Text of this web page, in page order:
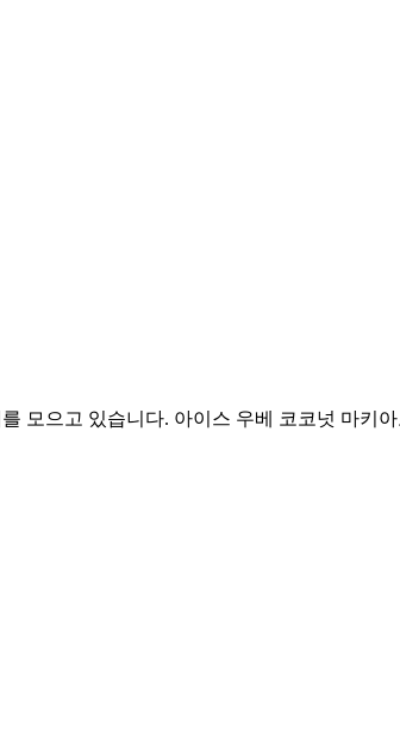
모으고 있습니다. 아이스 우베 코코넛 마키